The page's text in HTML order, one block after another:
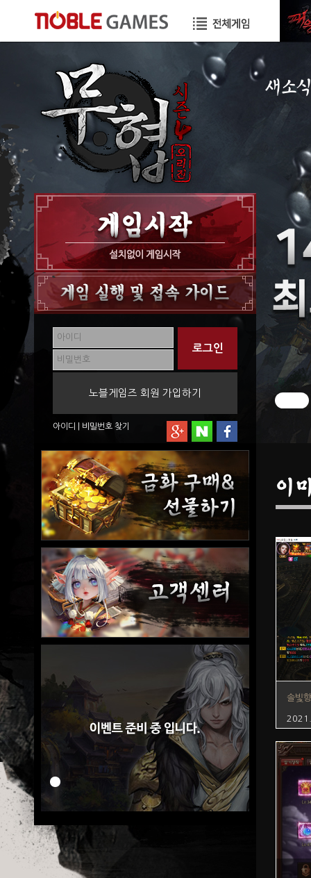
새소
GM노트
GM TIP
노블게임즈 회원 가입하기
아이디 비밀번호 찾기
이
솔빛향